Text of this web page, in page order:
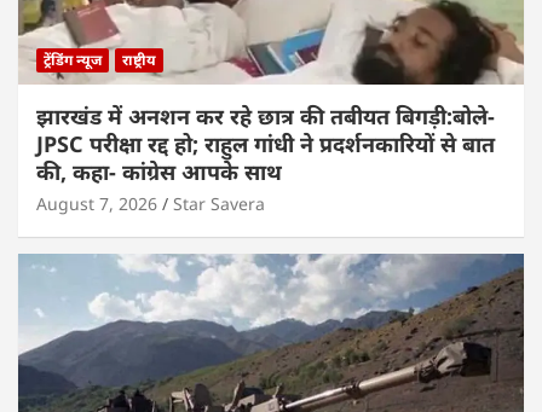
ट्रेंडिंग न्यूज राष्ट्रीय
झारखंड में अनशन कर रहे छात्र की तबीयत बिगड़ी:बोले-
JPSC परीक्षा रद्द हो; राहुल गांधी ने प्रदर्शनकारियों से बात
की, कहा- कांग्रेस आपके साथ
August 7, 2026 Star Savera